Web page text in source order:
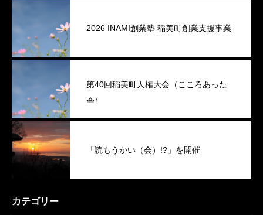
2026 INAMI創業塾 稲美町創業支援事業
第40回稲美町人権大会（こころあった
会）
「読もうかい（会）!?」を開催
カテゴリー